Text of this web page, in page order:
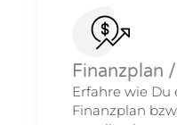
Finanzplan
Erfahre wie
Finanzplan